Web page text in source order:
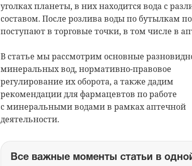
уголках планеты, в них находится вода с
составом. После розлива воды по бутылкам
поступают в торговые точки, в том числе в
В статье мы рассмотрим основные
минеральных вод, нормативно-правовое
регулирование их оборота, а также дадим
рекомендации для фармацевтов по работе
с минеральными водами в рамках аптечной
деятельности.
Все важные моменты статьи в